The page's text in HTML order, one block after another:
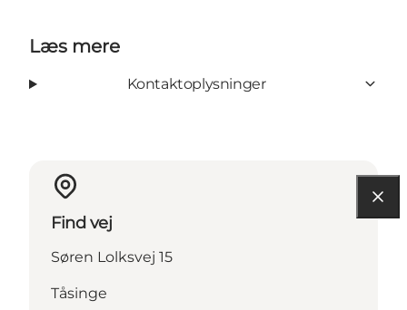
Læs mere
Kontaktoplysninger
Find vej
Søren Lolksvej 15
Tåsinge